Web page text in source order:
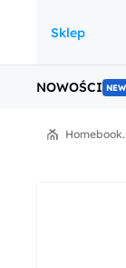
Sklep
NOWOŚCI